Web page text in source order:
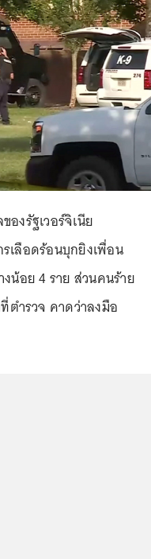
งรัฐเวอร์จิเนีย
เลือดร้อนบุกยิงเพื่อน
น้อย 4 ราย ส่วนคนร้าย
ำรวจ คาดว่าลงมือ